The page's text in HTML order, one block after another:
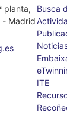
planta,
- Madrid
Busca
ITE